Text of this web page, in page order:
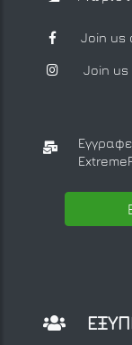
Join us
Join us